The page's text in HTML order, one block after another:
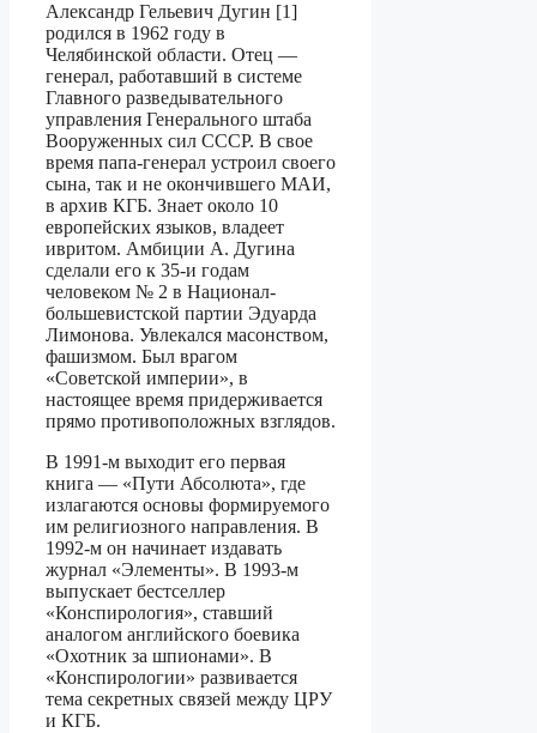
Александр Гельевич Дугин [1]
родился в 1962 году в
Челябинской области. Отец —
генерал, работавший в системе
Главного разведывательного
управления Генераль­ного штаба
Вооруженных сил СССР. В свое
время папа-генерал устроил своего
сына, так и не окончившего МАИ,
в архив КГБ. Знает около 10
европейских язы­ков, владеет
ивритом. Амбиции А. Дугина
сделали его к 35-и годам
человеком № 2 в Национал-
большевистской партии Эдуарда
Лимонова. Увлекался масонством,
фашизмом. Был врагом
«Советской империи», в
настоящее время придерживается
прямо противоположных взглядов.
В 1991-м выходит его первая
книга — «Пути Абсолюта», где
излагаются основы формируемого
им религиозного направления. В
1992-м он начинает издавать
журнал «Элементы». В 1993-м
выпускает бестселлер
«Конспирология», ставший
аналогом английского боевика
«Охотник за шпионами». В
«Конспирологии» развивается
тема секретных связей между ЦРУ
и КГБ.